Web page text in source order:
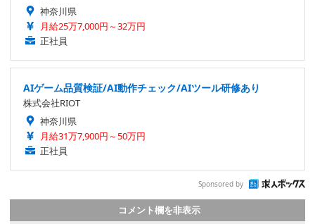
神奈川県
月給25万7,000円～32万円
正社員
AIゲーム品質検証/AI動作チェック/AIツール研修あり
株式会社RIOT
神奈川県
月給31万7,900円～50万円
正社員
Sponsored by
コメント欄を非表示